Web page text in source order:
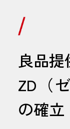
良品提
ZD（
の確立